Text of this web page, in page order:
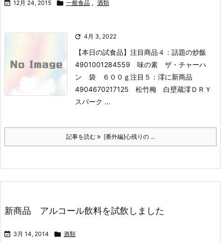
 12月 24, 2015  一般食品 , 酒類
 4月 3, 2022
【本日の試食品】 注目商品４：話題の炒飯
4901001284559 味の素 ザ・チャーハ
ン 袋 ６００ｇ 注目５：澪に新商品
4904670217125 松竹梅 白壁蔵澪ＤＲＹ
スパーク ...
記事を読む [番外編]心残りの ...
新商品 アルコール飲料を試飲しました
 3月 14, 2014  酒類